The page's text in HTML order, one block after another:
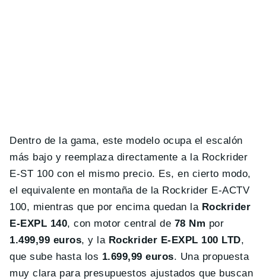
Dentro de la gama, este modelo ocupa el escalón
más bajo y reemplaza directamente a la Rockrider
E-ST 100 con el mismo precio. Es, en cierto modo,
el equivalente en montaña de la Rockrider E-ACTV
100, mientras que por encima quedan la Rockrider
E-EXPL 140, con motor central de 78 Nm por
1.499,99 euros, y la Rockrider E-EXPL 100 LTD,
que sube hasta los 1.699,99 euros. Una propuesta
muy clara para presupuestos ajustados que buscan